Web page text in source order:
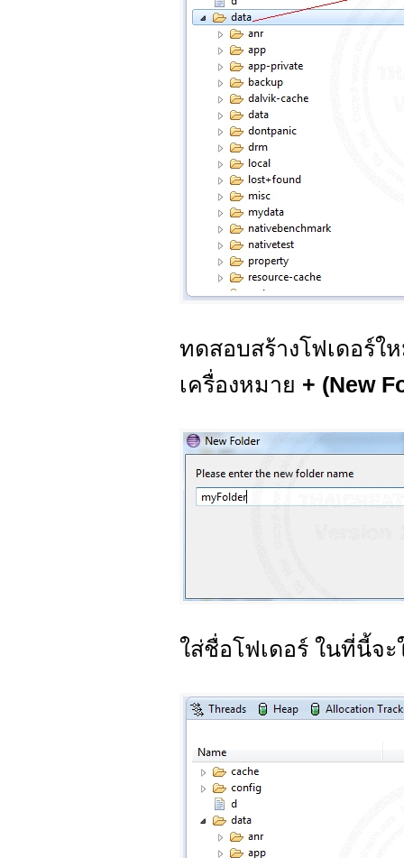
ทดสอบสร้างโฟเดอร์ใ
เครื่องหมาย + (New
ใส่ชื่อโฟเดอร์ ในที่นี้จ